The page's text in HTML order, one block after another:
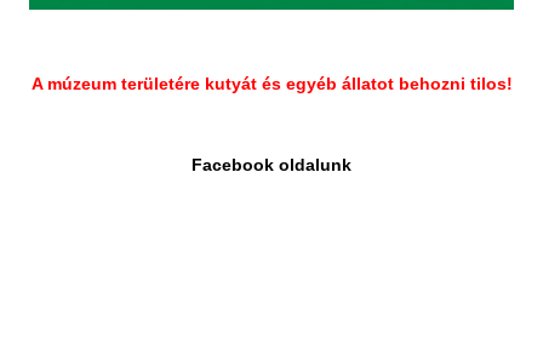
A múzeum területére kutyát és egyéb állatot behozni tilos!
Facebook oldalunk